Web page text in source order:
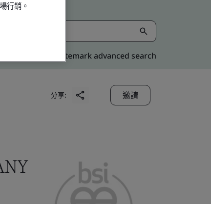
Kitemark advanced search
分享: 邀請
行銷。